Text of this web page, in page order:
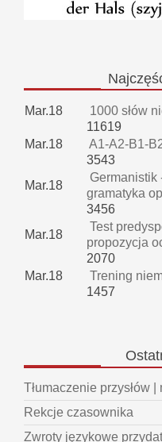
Mar.18
1000 słów
11619
Mar.18
A1-A2-B1-
3543
Mar.18
Germanistik
gramatyka
3456
Mar.18
Test
propozycja
2070
Mar.18
Trening
1457
Tłumaczenie przysłów
Rekcje czasownika
Zwroty językowe